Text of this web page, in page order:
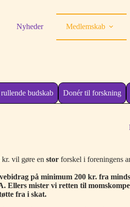
Nyheder Medlemskab
budskab Donér til forskning
vil gøre en storforskel i foreningens
på minimum 200 kr. fra
Ellers mister vi retten til
fra i skat.